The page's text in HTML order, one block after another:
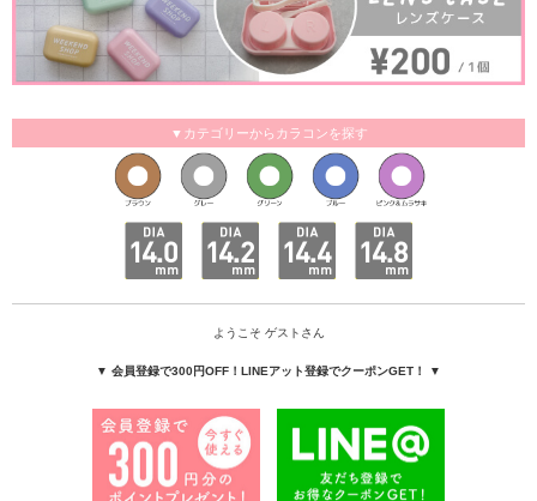
▼カテゴリーからカラコンを探す
ようこそ ゲストさん
▼ 会員登録で300円OFF！LINEアット登録でクーポンGET！ ▼